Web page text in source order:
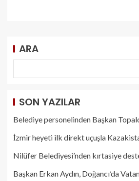
ARA
SON YAZILAR
Belediye personelinden Başkan
İzmir heyeti ilk direkt uçuşla
Nilüfer Belediyesi’nden kırtasiye
Başkan Erkan Aydın, Doğancı’da